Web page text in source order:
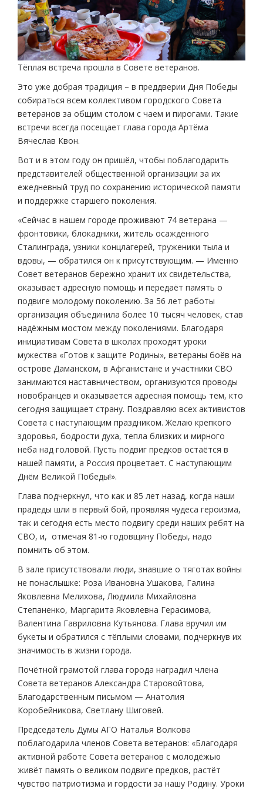
Тёплая встреча прошла в Совете ветеранов.
Это уже добрая традиция – в преддверии Дня Победы
собираться всем коллективом городского Совета
ветеранов за общим столом с чаем и пирогами. Такие
встречи всегда посещает глава города Артёма
Вячеслав Квон.
Вот и в этом году он пришёл, чтобы поблагодарить
представителей общественной организации за их
ежедневный труд по сохранению исторической памяти
и поддержке старшего поколения.
«Сейчас в нашем городе проживают 74 ветерана —
фронтовики, блокадники, житель осаждённого
Сталинграда, узники концлагерей, труженики тыла и
вдовы, — обратился он к присутствующим. — Именно
Совет ветеранов бережно хранит их свидетельства,
оказывает адресную помощь и передаёт память о
подвиге молодому поколению. За 56 лет работы
организация объединила более 10 тысяч человек, став
надёжным мостом между поколениями. Благодаря
инициативам Совета в школах проходят уроки
мужества «Готов к защите Родины», ветераны боёв на
острове Даманском, в Афганистане и участники СВО
занимаются наставничеством, организуются проводы
новобранцев и оказывается адресная помощь тем, кто
сегодня защищает страну. Поздравляю всех активистов
Совета с наступающим праздником. Желаю крепкого
здоровья, бодрости духа, тепла близких и мирного
неба над головой. Пусть подвиг предков остаётся в
нашей памяти, а Россия процветает. С наступающим
Днём Великой Победы!».
Глава подчеркнул, что как и 85 лет назад, когда наши
прадеды шли в первый бой, проявляя чудеса героизма,
так и сегодня есть место подвигу среди наших ребят на
СВО, и, отмечая 81-ю годовщину Победы, надо
помнить об этом.
В зале присутствовали люди, знавшие о тяготах войны
не понаслышке: Роза Ивановна Ушакова, Галина
Яковлевна Мелихова, Людмила Михайловна
Степаненко, Маргарита Яковлевна Герасимова,
Валентина Гавриловна Кутьянова. Глава вручил им
букеты и обратился с тёплыми словами, подчеркнув их
значимость в жизни города.
Почётной грамотой глава города наградил члена
Совета ветеранов Александра Старовойтова,
Благодарственным письмом — Анатолия
Коробейникова, Светлану Шиговей.
Председатель Думы АГО Наталья Волкова
поблагодарила членов Совета ветеранов: «Благодаря
активной работе Совета ветеранов с молодёжью
живёт память о великом подвиге предков, растёт
чувство патриотизма и гордости за нашу Родину. Уроки